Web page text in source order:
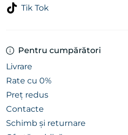
Pentru cumpărători
Livrare
Rate cu 0%
Preț redus
Contacte
Schimb și returnare
Tik Tok